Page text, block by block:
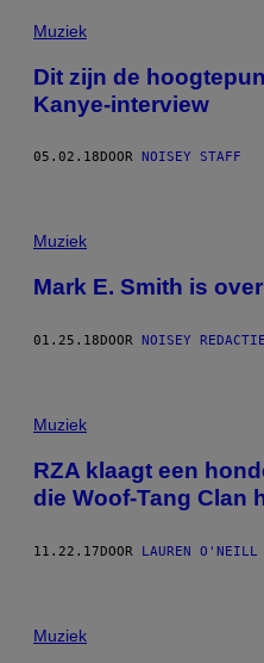
Muziek
Dit zijn de
Kanye-interview
05.02.18 DOOR NOISEY STAFF
Muziek
Mark E. Smith is
01.25.18DOOR NOISEY REDACTIE
Muziek
RZA klaagt een
die Woof-Tang Clan
11.22.17DOOR LAUREN O'NEILL
Muziek